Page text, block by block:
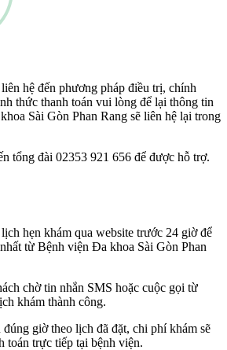
hệ đến phương pháp điều trị, chính
thức thanh toán vui lòng để lại thông tin
Sài Gòn Phan Rang sẽ liên hệ lại trong
tổng đài 02353 921 656 để được hỗ trợ.
hẹn khám qua website trước 24 giờ để
từ Bệnh viện Đa khoa Sài Gòn Phan
chờ tin nhắn SMS hoặc cuộc gọi từ
khám thành công.
giờ theo lịch đã đặt, chi phí khám sẽ
toán trực tiếp tại bệnh viện.